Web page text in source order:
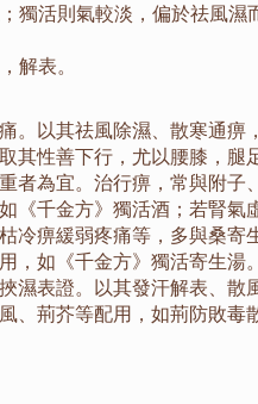
獨活則氣較淡，偏於祛風濕
解表。
。以其祛風除濕、散寒通痹
其性善下行，尤以腰膝，腿
者為宜。治行痹，常與附子
《千金方》獨活酒；若腎氣
冷痹緩弱疼痛等，多與桑寄
，如《千金方》獨活寄生湯。
濕表證。以其發汗解表、散
、荊芥等配用，如荊防敗毒散